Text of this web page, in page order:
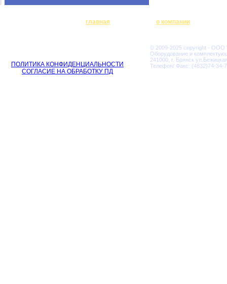
главная о компании
ПОЛИТИКА КОНФИДЕНЦИАЛЬНОСТИ
СОГЛАСИЕ НА ОБРАБОТКУ ПД
© 2009-2025 copyright - ООО
Оборудование и
241000, г. Брянск
Телефон/ Факс: (4832)74-34-